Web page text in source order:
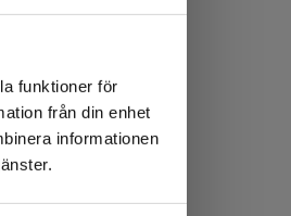
funktioner för
från din enhet
informationen